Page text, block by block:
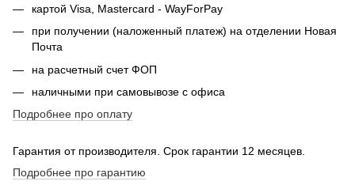
картой Visa, Mastercard - WayForPay
при получении (наложенный платеж) на отделении Новая
Почта
на расчетный счет ФОП
наличными при самовывозе с офиса
Подробнее про оплату
Гарантия от производителя. Срок гарантии 12 месяцев.
Подробнее про гарантию